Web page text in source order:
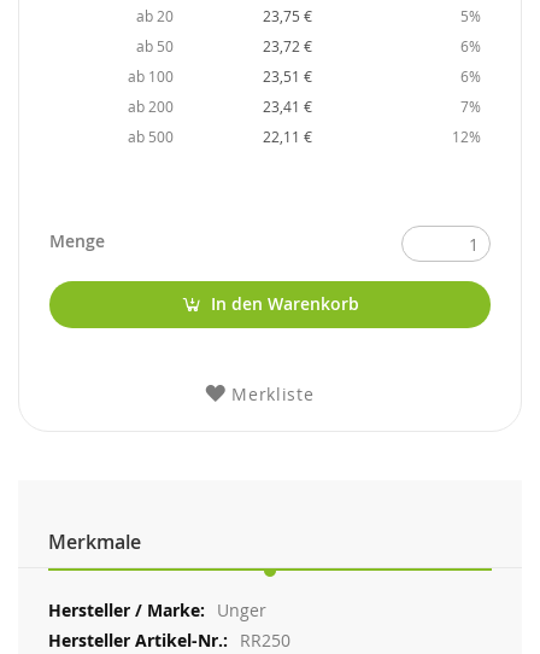
ab 20
23,75 €
5%
ab 50
23,72 €
6%
ab 100
23,51 €
6%
ab 200
23,41 €
7%
ab 500
22,11 € 12%
Menge
In den Warenkorb
Merkliste
Merkmale
Weitere
Informationen
Unger
RR250